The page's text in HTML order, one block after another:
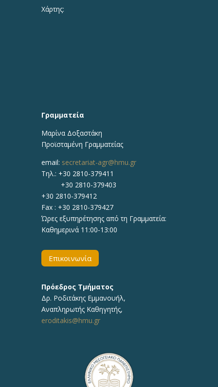
Χάρτης:
Γραμματεία
Μαρίνα Δοξαστάκη
Προϊσταμένη Γραμματείας
email: secretariat-agr@hmu.gr
Τηλ.: +30 2810-379411
+30 2810-379403
+30 2810-379412
Fax : +30 2810-379427
Ώρες εξυπηρέτησης από τη Γραμματεία:
Καθημερινά 11:00-13:00
Επικοινωνία
Πρόεδρος Τμήματος
Δρ. Ροδιτάκης Εμμανουήλ,
Αναπληρωτής Καθηγητής,
eroditakis@hmu.gr